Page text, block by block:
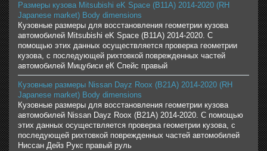
Размеры кузова Mitsubishi eK Space (B11A) 2014-2020 (RH
Japanese market) Body dimensions
Кузовные размеры для восстановления геометрии кузова
автомобилей Mitsubishi eK Space (B11A) 2014-2020. С
помощью этих данных осуществляется проверка геометрии
кузова, с последующей рихтовкой поврежденных частей
автомобилей Мицубиси еК Спейс правый
Кузовные размеры Nissan Dayz Roox (B21A) 2014-2020 (RH
Japanese market) Body dimensions
Кузовные размеры для восстановления геометрии кузова
автомобилей Nissan Dayz Roox (B21A) 2014-2020. С помощью
этих данных осуществляется проверка геометрии кузова, с
последующей рихтовкой поврежденных частей автомобилей
Ниссан Дейз Рукс правый руль